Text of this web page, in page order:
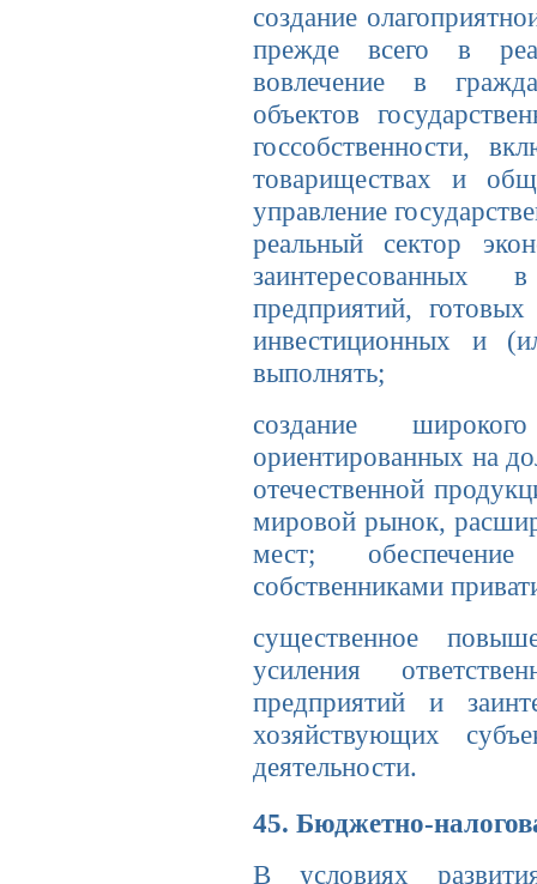
создание
прежде всего в
вовлечение в
объектов
гос­собственности,
товариществах и
управление
реальный сектор
заинтересованных
предприятий,
инвестици­онных и
выполнять;
создание
ориентированных на
отече­ственной
мировой рынок,
мест;
собственниками
существенное
усиления
предпри­ятий и
хозяйствующих
деятельности.
45. Бюджетно-
В условиях